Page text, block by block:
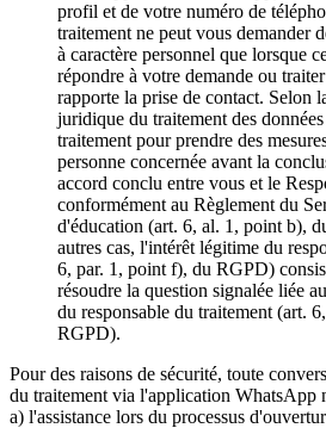
profil et de votre numéro de
traitement ne peut vous demander
à caractère personnel que lorsque
répondre à votre demande ou
rapporte la prise de contact. Selon
juridique du traitement des données
traitement pour prendre des
personne concernée avant la
accord conclu entre vous et le
conformément au Règlement du
d'éducation (art. 6, al. 1, point b),
autres cas, l'intérêt légitime du
6, par. 1, point f), du RGPD)
résoudre la question signalée liée
du responsable du traitement (art.
RGPD).
Pour des raisons de sécurité, toute
du traitement via l'application WhatsApp
a) l'assistance lors du processus